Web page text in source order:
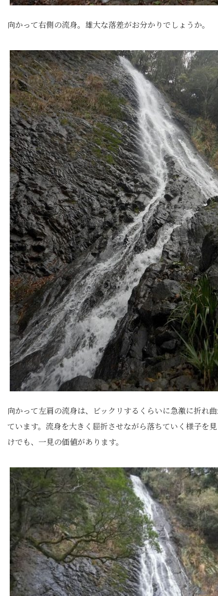
向かって右側の流身。雄大な落差がお分かりでしょうか。
向かって左肩の流身は、ビックリするくらいに急激に折れ
ています。流身を大きく屈折させながら落ちていく様子を
けでも、一見の価値があります。